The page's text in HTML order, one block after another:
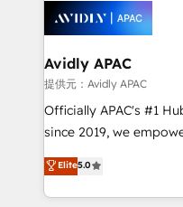
execution, CPQ,
experience. Working hand-in-hand with your team,
we’ll assemble a
traffic, generates
revenue goals. We've worked with thousands of
HubSpot customers
too! Clients come to us for: Advanced CRM solutions
HubSpot Data System
to HubSpot New lead
Avidly APAC
提供元：Avidly APAC
Officially APAC's #1
since 2019, we empower businesses in Australia,
New Zealand, and
potential through
implementation. And we deliver best practice across
Elite5.0